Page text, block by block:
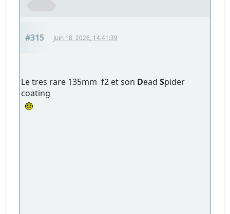
#315 Juin 18, 2026, 14:41:39
Le tres rare 135mm f2 et son DeadSpider
coating